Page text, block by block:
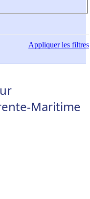
Appliquerles filtres
Maritime